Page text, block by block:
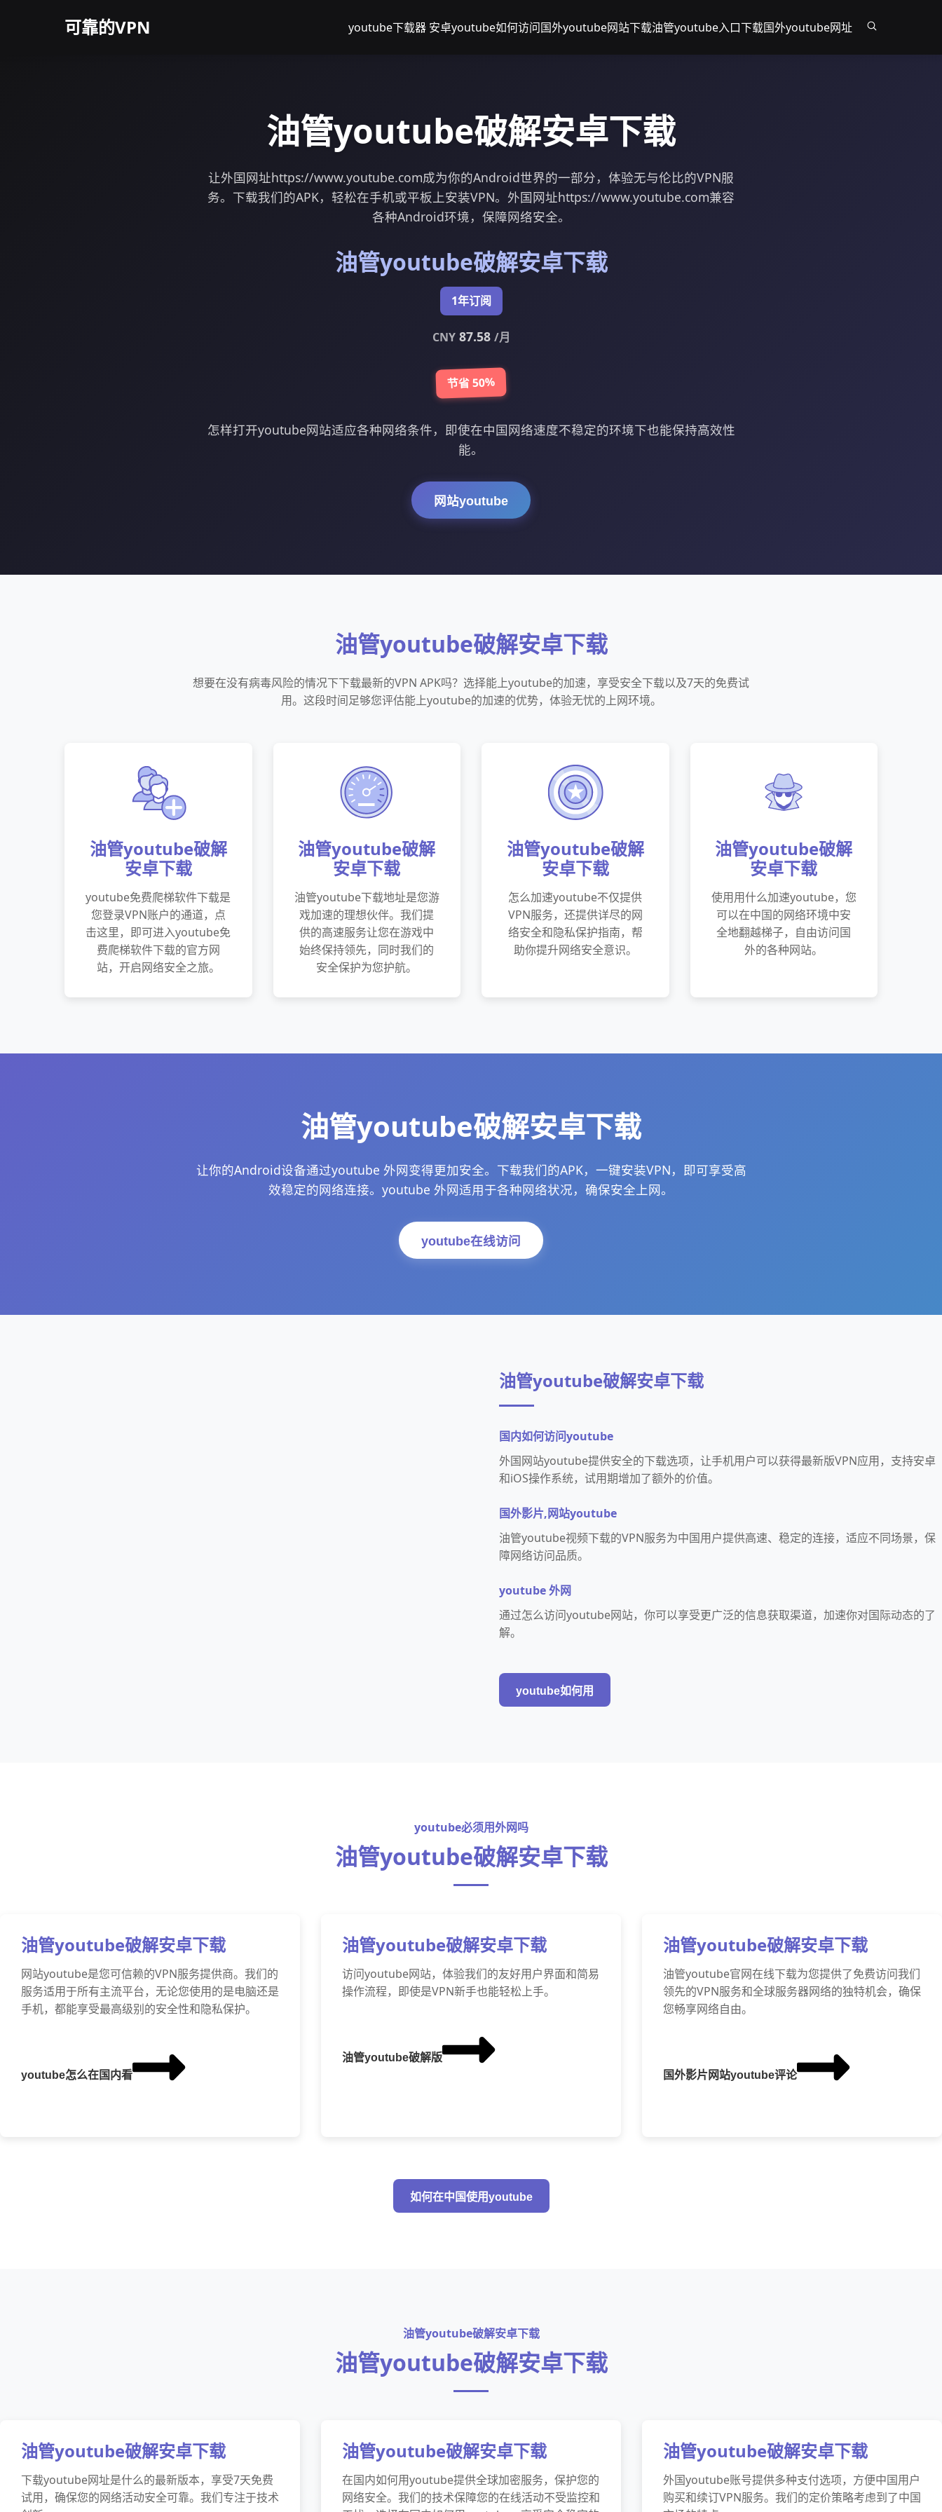
可靠的VPN youtube下载器 安卓youtube如何访问国外youtube网站下载油管youtube入口下载国外youtube网址
油管youtube破解安卓下载
让外国网址https://www.youtube.com成为你的Android世界的一部分，体验无与伦比的VPN服
务。下载我们的APK，轻松在手机或平板上安装VPN。外国网址https://www.youtube.com兼容
各种Android环境，保障网络安全。
油管youtube破解安卓下载
1年订阅
CNY87.58 /月
节省 50%
怎样打开youtube网站适应各种网络条件，即使在中国网络速度不稳定的环境下也能保持高效性
能。
网站youtube
油管youtube破解安卓下载
想要在没有病毒风险的情况下下载最新的VPN APK吗？选择能上youtube的加速，享受安全下载以及7天的免费试
用。这段时间足够您评估能上youtube的加速的优势，体验无忧的上网环境。
油管youtube破解
安卓下载
youtube免费爬梯软件下载是
您登录VPN账户的通道，点
击这里，即可进入youtube免
费爬梯软件下载的官方网
站，开启网络安全之旅。
油管youtube破解
安卓下载
油管youtube下载地址是您游
戏加速的理想伙伴。我们提
供的高速服务让您在游戏中
始终保持领先，同时我们的
安全保护为您护航。
油管youtube破解
安卓下载
怎么加速youtube不仅提供
VPN服务，还提供详尽的网
络安全和隐私保护指南，帮
助你提升网络安全意识。
油管youtube破解
安卓下载
使用用什么加速youtube，您
可以在中国的网络环境中安
全地翻越梯子，自由访问国
外的各种网站。
油管youtube破解安卓下载
让你的Android设备通过youtube 外网变得更加安全。下载我们的APK，一键安装VPN，即可享受高
效稳定的网络连接。youtube 外网适用于各种网络状况，确保安全上网。
youtube在线访问
油管youtube破解安卓下载
国内如何访问youtube
外国网站youtube提供安全的下载选项，让手机用户可以获得最新版VPN应用，支持安卓
和iOS操作系统，试用期增加了额外的价值。
国外影片,网站youtube
油管youtube视频下载的VPN服务为中国用户提供高速、稳定的连接，适应不同场景，保
障网络访问品质。
youtube 外网
通过怎么访问youtube网站，你可以享受更广泛的信息获取渠道，加速你对国际动态的了
解。
youtube如何用
youtube必须用外网吗
油管youtube破解安卓下载
油管youtube破解安卓下载
网站youtube是您可信赖的VPN服务提供商。我们的
服务适用于所有主流平台，无论您使用的是电脑还是
手机，都能享受最高级别的安全性和隐私保护。
youtube怎么在国内看
油管youtube破解安卓下载
访问youtube网站，体验我们的友好用户界面和简易
操作流程，即使是VPN新手也能轻松上手。
油管youtube破解版
油管youtube破解安卓下载
油管youtube官网在线下载为您提供了免费访问我们
领先的VPN服务和全球服务器网络的独特机会，确保
您畅享网络自由。
国外影片网站youtube评论
如何在中国使用youtube
油管youtube破解安卓下载
油管youtube破解安卓下载
油管youtube破解安卓下载
下载youtube网址是什么的最新版本，享受7天免费
试用，确保您的网络活动安全可靠。我们专注于技术
油管youtube破解安卓下载
在国内如何用youtube提供全球加密服务，保护您的
网络安全。我们的技术保障您的在线活动不受监控和
油管youtube破解安卓下载
外国youtube账号提供多种支付选项，方便中国用户
购买和续订VPN服务。我们的定价策略考虑到了中国